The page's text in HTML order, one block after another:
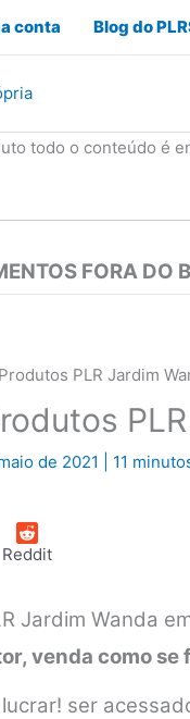
conta Blog do
todo o conteúdo é
FORA DO
PLR Jardim
de 2021
11
Reddit
Jardim Wanda
venda como
ser